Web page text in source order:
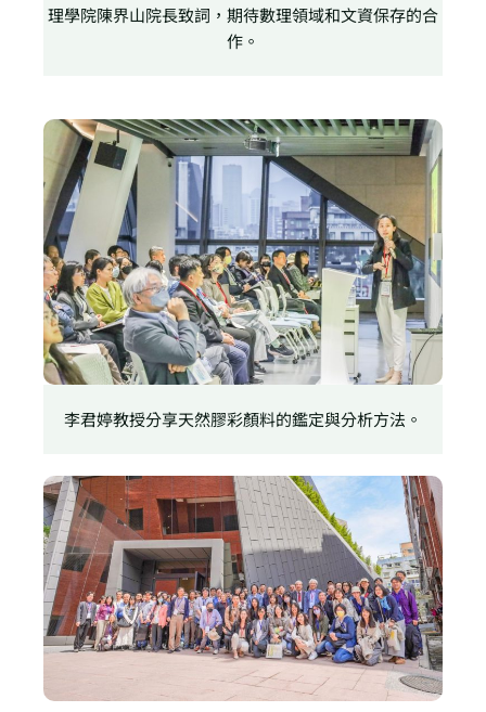
理學院陳界山院長致詞，期待數理領域和文資保存的合
作。
李君婷教授分享天然膠彩顏料的鑑定與分析方法。